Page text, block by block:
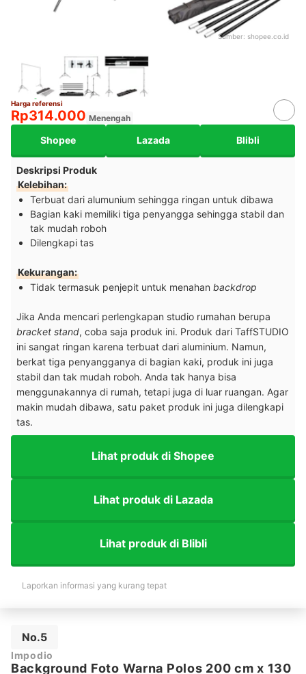
Sumber: shopee.co.id
Harga referensi
Rp314.000 Menengah
Shopee Lazada Blibli
Deskripsi Produk
Kelebihan:
Terbuat dari alumunium sehingga ringan untuk dibawa
Bagian kaki memiliki tiga penyangga sehingga stabil dan
tak mudah roboh
Dilengkapi tas
Kekurangan:
Tidak termasuk penjepit untuk menahan backdrop
Jika Anda mencari perlengkapan studio rumahan berupa
bracket stand, coba saja produk ini. Produk dari TaffSTUDIO
ini sangat ringan karena terbuat dari aluminium. Namun,
berkat tiga penyangganya di bagian kaki, produk ini juga
stabil dan tak mudah roboh. Anda tak hanya bisa
menggunakannya di rumah, tetapi juga di luar ruangan. Agar
makin mudah dibawa, satu paket produk ini juga dilengkapi
tas.
Lihat produk di Shopee
Lihat produk di Lazada
Lihat produk di Blibli
Laporkan informasi yang kurang tepat
No.5
Impodio
Background Foto Warna Polos 200 cm x 130